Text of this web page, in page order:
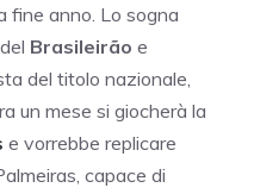
fine anno. Lo sogna
Brasileirão e
del titolo nazionale,
un mese si giocherà la
e vorrebbe replicare
capace di